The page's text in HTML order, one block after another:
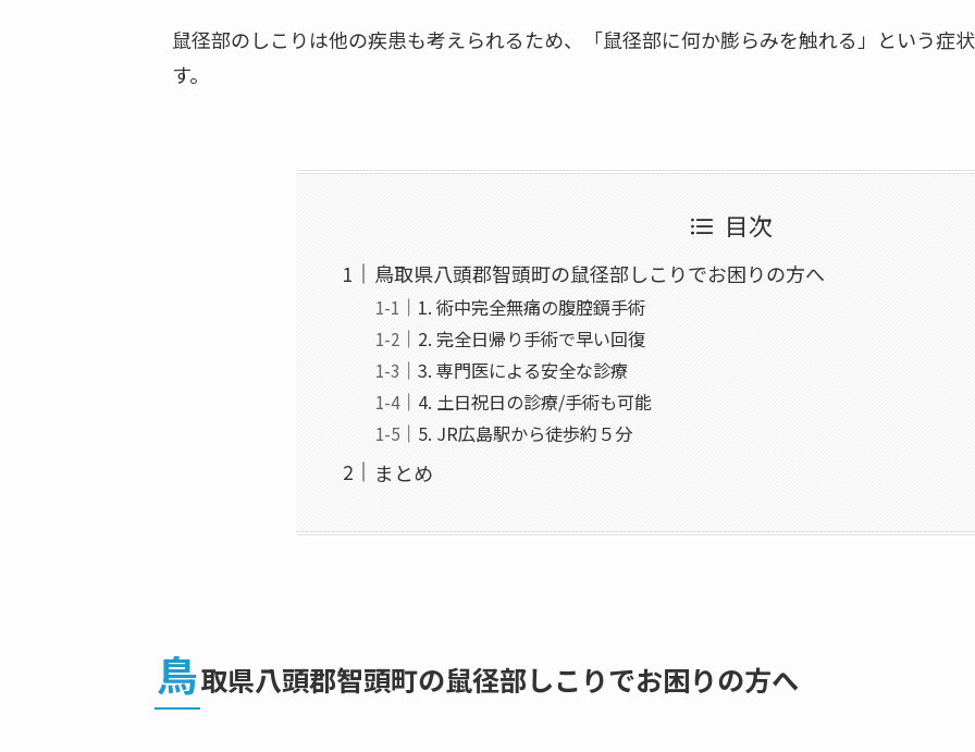
鼠径部のしこりは他の疾患も考えられるため、「鼠径部に何か膨らみを触れる」という症
す。
目次
鳥取県八頭郡智頭町の鼠径部しこりでお困りの方へ
1. 術中完全無痛の腹腔鏡手術
2. 完全日帰り手術で早い回復
3. 専門医による安全な診療
4. 土日祝日の診療/手術も可能
5. JR広島駅から徒歩約５分
まとめ
鳥取県八頭郡智頭町の鼠径部しこりでお困りの方へ